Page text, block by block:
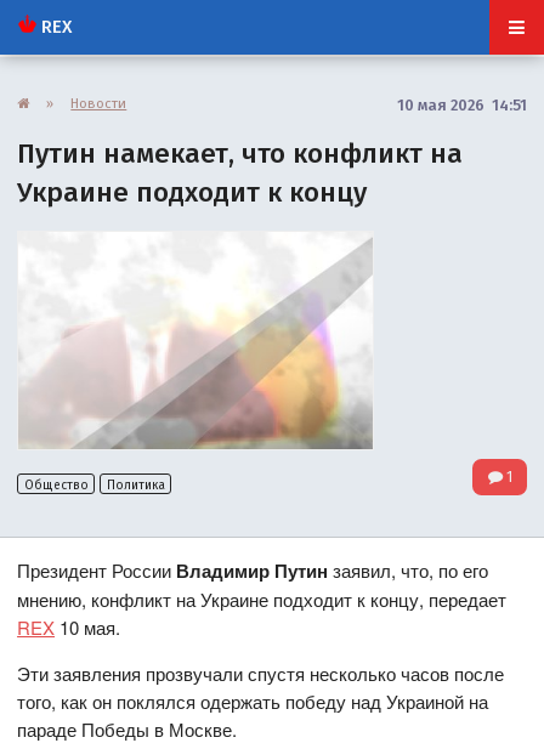
REX
» Новости 10 мая 2026 14:51
Путин намекает, что конфликт на
Украине подходит к концу
Общество Политика 1
Президент России Владимир Путин заявил, что, по его
мнению, конфликт на Украине подходит к концу, передает
REX 10 мая.
Эти заявления прозвучали спустя несколько часов после
того, как он поклялся одержать победу над Украиной на
параде Победы в Москве.